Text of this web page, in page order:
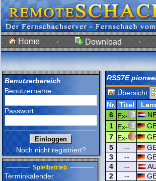
Home - Download -
Benutzerbereich
Benutzername:
Passwort:
Noch nicht registriert?
Spielbetrieb
Terminkalender
RSS7E
Übersicht
Nr. Titel
6 Ex-
1 Ex-
7 Ex-
5
--
3
--
4
--
2
--